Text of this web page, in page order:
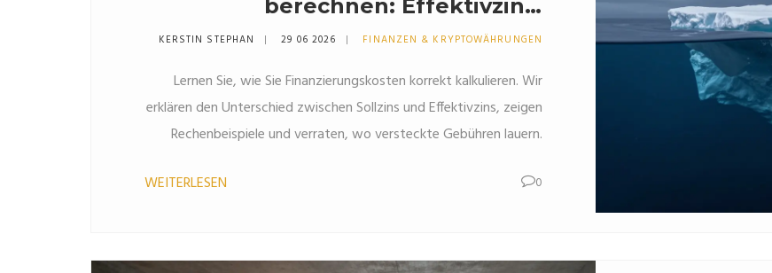
berechnen: Effektivzins,
Gebühren und versteckte
KERSTIN STEPHAN 29 06 2026 FINANZEN & KRYPTOWÄHRUNGEN
Lernen Sie, wie Sie Finanzierungskosten korrekt kalkulieren. Wir
erklären den Unterschied zwischen Sollzins und Effektivzins, zeigen
Rechenbeispiele und verraten, wo versteckte Gebühren lauern.
WEITERLESEN 0